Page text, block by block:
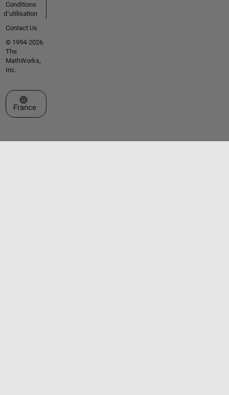
Conditions
d՚utilisation
Contact Us
© 1994-2026
The
MathWorks,
Inc.
Sélectionner un site web
France